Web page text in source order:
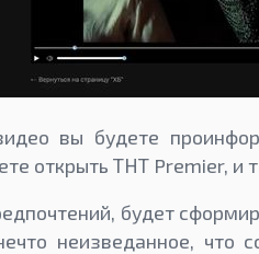
вы будете
открыть ТНТ Premier, и
будет
неизведанное, что